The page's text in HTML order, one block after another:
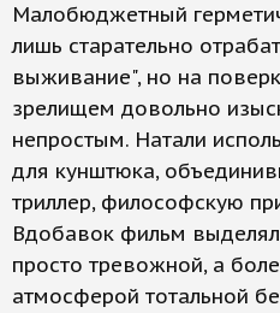
Малобюджетный
лишь старательно
выживание", но на
зрелищем довольно
непростым. Натали
для кунштюка,
триллер, философскую
Вдобавок фильм
просто тревожной, а
атмосферой тотальной